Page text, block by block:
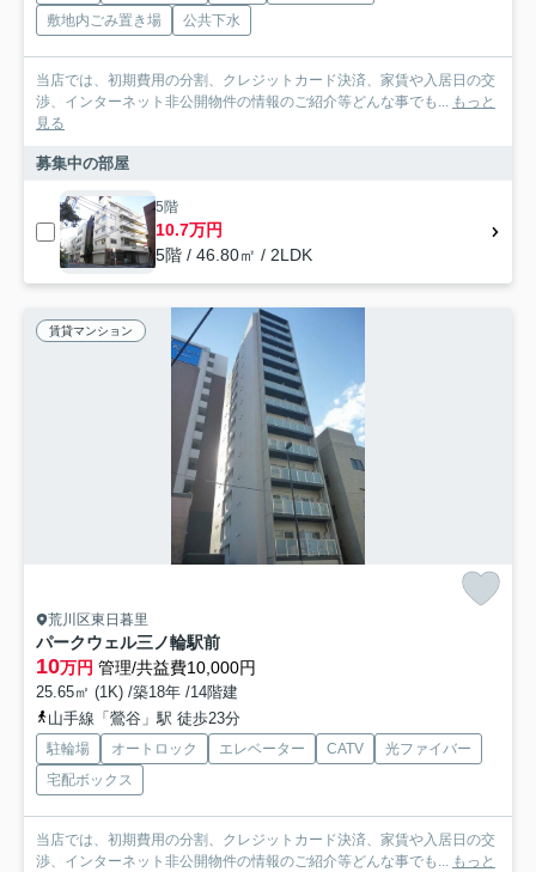
敷地内ごみ置き場
公共下水
当店では、初期費用の分割、クレジットカード決済、家賃や入居日の交
渉、インターネット非公開物件の情報のご紹介等どんな事でも... もっと
見る
募集中の部屋
5階
10.7万円
5階 / 46.80㎡ / 2LDK
賃貸マンション
荒川区東日暮里
パークウェル三ノ輪駅前
10万円 管理/共益費10,000円
25.65㎡ (1K) /築18年 /14階建
山手線「鶯谷」駅 徒歩23分
駐輪場 オートロック エレベーター CATV
光ファイバー
宅配ボックス
当店では、初期費用の分割、クレジットカード決済、家賃や入居日の交
渉、インターネット非公開物件の情報のご紹介等どんな事でも... もっと